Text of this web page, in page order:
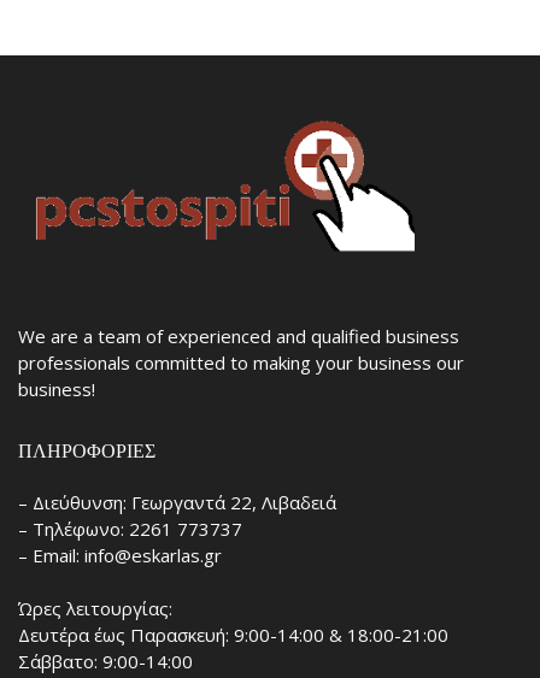
We are a team of experienced and qualified business
professionals committed to making your business our
business!
ΠΛΗΡΟΦΟΡΊΕΣ
– Διεύθυνση: Γεωργαντά 22, Λιβαδειά
– Τηλέφωνο: 2261 773737
– Email: info@eskarlas.gr
Ώρες λειτουργίας:
Δευτέρα έως Παρασκευή: 9:00-14:00 & 18:00-21:00
Σάββατο: 9:00-14:00